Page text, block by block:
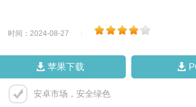
时间：2024-08-27
苹果下载
安卓市场，安全绿色